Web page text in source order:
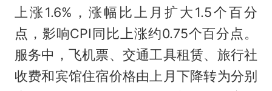
上涨1.6%，涨幅比上月扩大1.5个百分
点，影响CPI同比上涨约0.75个百分点。
服务中，飞机票、交通工具租赁、旅行社
收费和宾馆住宿价格由上月下降转为分别